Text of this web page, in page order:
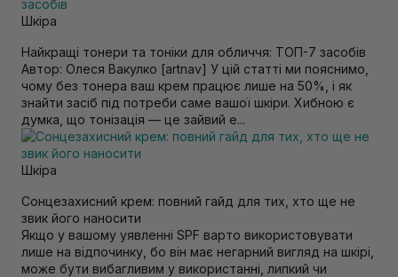
Шкiра
Найкращі тонери та тоніки для обличчя: ТОП-7 засобів
Автор: Олеся Вакулко [artnav] У цій статті ми пояснимо,
чому без тонера ваш крем працює лише на 50%, і як
знайти засіб під потреби саме вашої шкіри. Хибною є
думка, що тонізація — це зайвий е...
Шкiра
Сонцезахисний крем: повний гайд для тих, хто ще не
звик його наносити
Якщо у вашому уявленні SPF варто використовувати
лише на відпочинку, бо він має негарний вигляд на шкірі,
може бути вибагливим у використанні, липкий чи